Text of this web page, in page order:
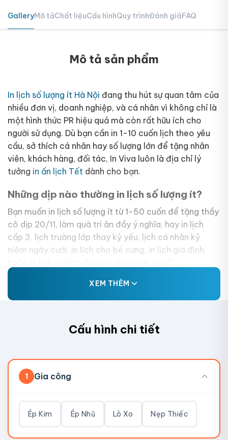
GalleryMô tảChất liệuCấu hìnhQuy trìnhĐánh giáFAQ
Mô tả sản phẩm
In lịch số lượng ít Hà Nội đang thu hút sự quan tâm của
nhiều đơn vị, doanh nghiệp, và cá nhân vì không chỉ là
một hình thức PR hiệu quả mà còn rất hữu ích cho
người sử dụng. Dù bạn cần in 1-10 cuốn lịch theo yêu
cầu, sở thích cá nhân hay số lượng lớn để tặng nhân
viên, khách hàng, đối tác, In Viva luôn là địa chỉ lý
tưởng in ấn lịch Tết dành cho bạn.
Những dịp nào thường in lịch số lượng ít?
Bạn muốn in lịch số lượng ít từ 1-50 cuốn để tặng thầy
cô dịp 20/11, làm quà tri ân đầy ý nghĩa, hay in lịch
cấp 3, lịch trường lớp thay kỷ yếu, lịch cá nhân kỷ
niệm ngày cưới, in lịch cho bé cưng, in lịch gia đình,
XEM THÊM
Cấu hình chi tiết
1 Gia công
Ép Kim Ép Nhũ Lò Xo Nẹp Thiếc